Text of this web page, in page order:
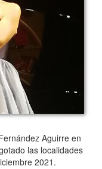
Aguirre en
las localidades
2021.